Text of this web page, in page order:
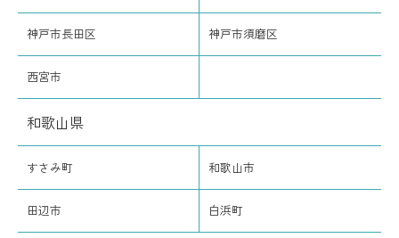
神戸市長田区 神戸市須磨区
西宮市
和歌山県
すさみ町 和歌山市
田辺市 白浜町